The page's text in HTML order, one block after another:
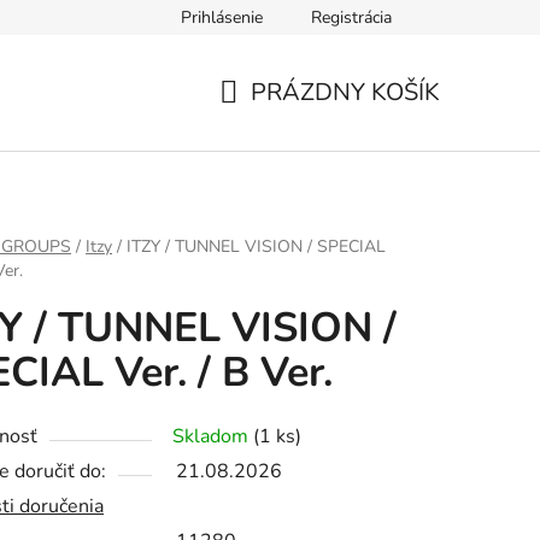
Prihlásenie Registrácia
PRÁZDNY KOŠÍK
/ Itzy / ITZY / TUNNEL VISION / SPECIAL
/ TUNNEL VISION /
Ver. / B Ver.
Skladom (1 ks)
doručiť do:
21.08.2026
doručenia